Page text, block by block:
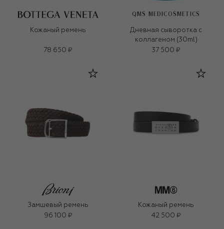
Кожаный ремень
78 650 ₽
QMS MEDICOSMETICS
Дневная сыворотка с
коллагеном (30ml)
37 500 ₽
Замшевый ремень
96 100 ₽
Кожаный ремень
42 500 ₽